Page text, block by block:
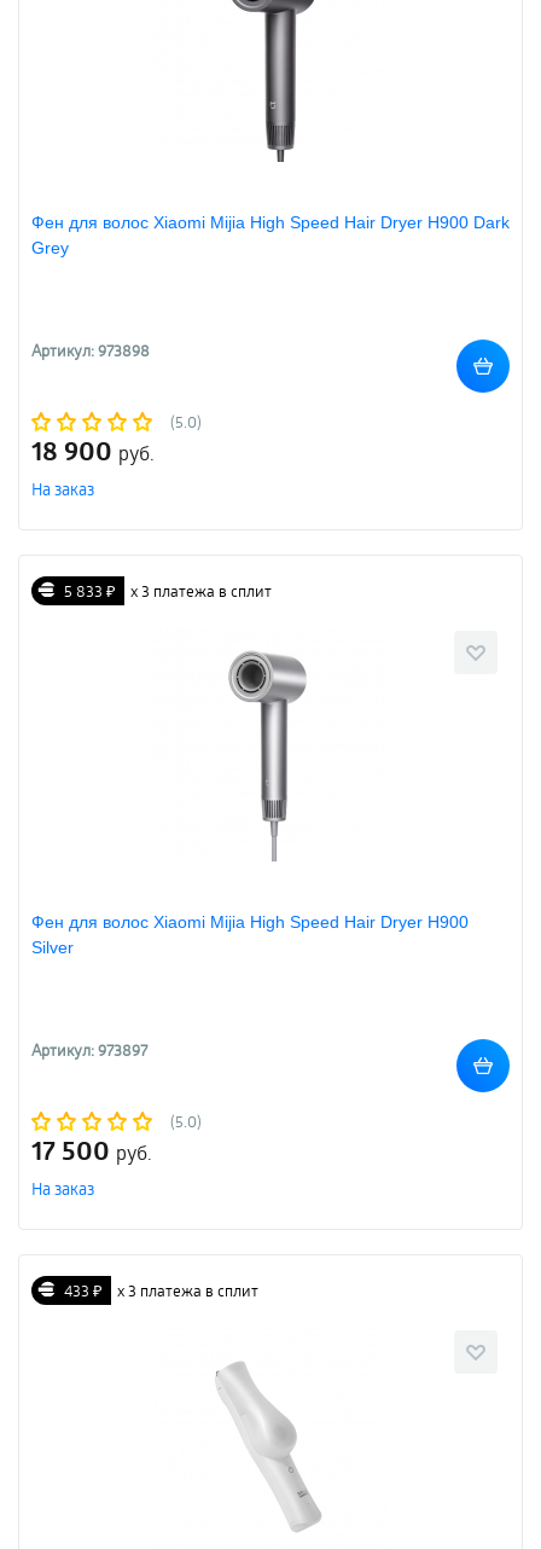
Фен для волос Xiaomi Mijia High Speed Hair Dryer H900 Dark
Grey
Артикул: 973898
(5.0)
18 900 руб.
На заказ
5 833 ₽ х 3 платежа в сплит
Фен для волос Xiaomi Mijia High Speed Hair Dryer H900
Silver
Артикул: 973897
(5.0)
17 500 руб.
На заказ
433 ₽ х 3 платежа в сплит